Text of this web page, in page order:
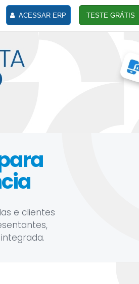
ACESSAR ERP TESTE GRÁTIS
e clientes